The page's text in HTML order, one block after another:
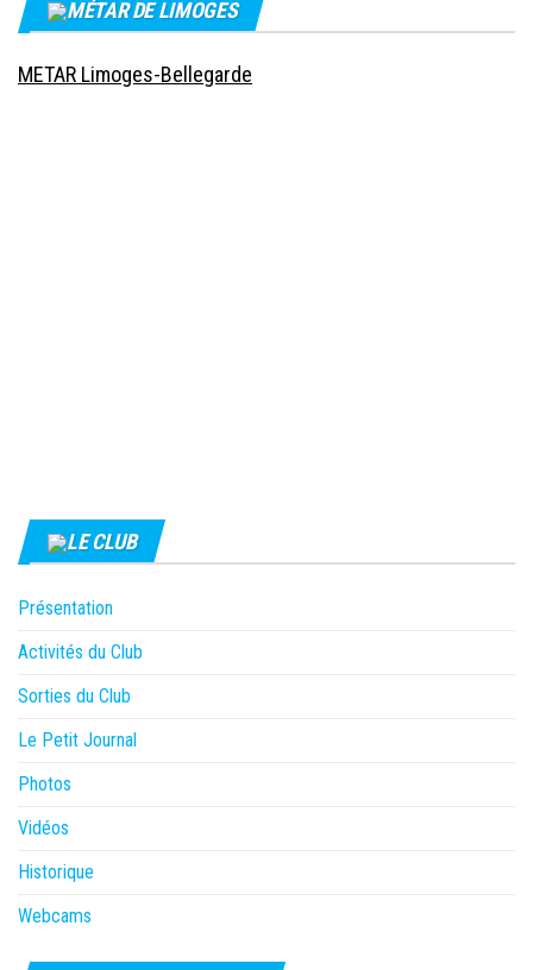
MÉTAR DE LIMOGES
METAR Limoges-Bellegarde
LE CLUB
Présentation
Activités du Club
Sorties du Club
Le Petit Journal
Photos
Vidéos
Historique
Webcams